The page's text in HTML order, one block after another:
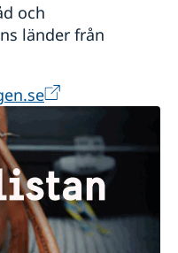
och
länder från